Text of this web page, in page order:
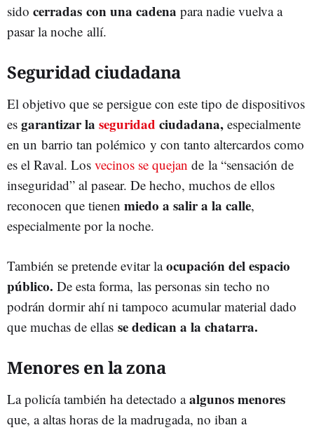
sido cerradas con una cadena para nadie vuelva a
pasar la noche allí.
Seguridad ciudadana
El objetivo que se persigue con este tipo de dispositivos
es garantizar la seguridad ciudadana, especialmente
en un barrio tan polémico y con tanto altercardos como
es el Raval. Los vecinos se quejan de la “sensación de
inseguridad” al pasear. De hecho, muchos de ellos
reconocen que tienen miedo a salir a la calle,
especialmente por la noche.
También se pretende evitar laocupación del espacio
público. De esta forma, las personas sin techo no
podrán dormir ahí ni tampoco acumular material dado
que muchas de ellas se dedican a la chatarra.
Menores en la zona
La policía también ha detectado aalgunos menores
que, a altas horas de la madrugada, no iban a